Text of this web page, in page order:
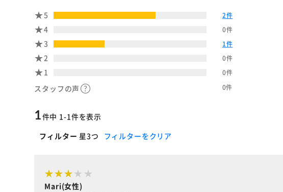
5 2件
4 0件
3 1件
2 0件
1 0件
スタッフの声 0件
1件中 1-1件を表示
フィルター 星3つ フィルターをクリア
Mari(女性)